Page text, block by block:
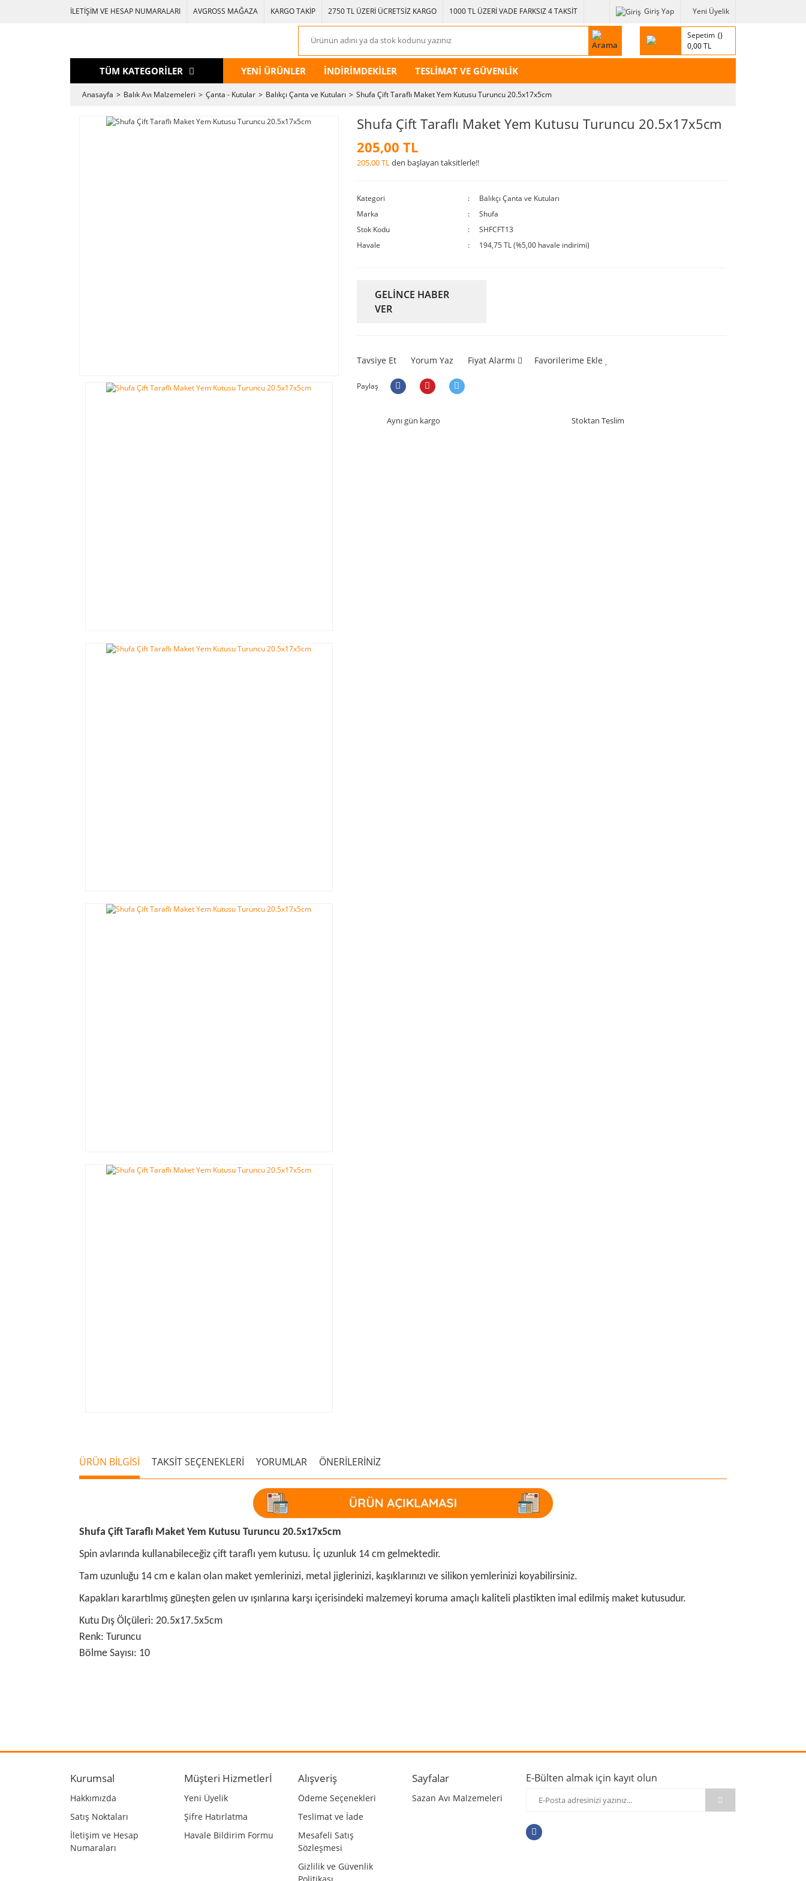
İLETİŞİM VE HESAP NUMARALARI AVGROSS MAĞAZA KARGO TAKİP 2750 TL ÜZERİ ÜCRETSİZ KARGO 1000 TL ÜZERİ VADE FARKSIZ 4 TAKSİT Giriş Yap Yeni Üyelik
Sepetim
0,00 TL
TÜM KATEGORİLER YENİ ÜRÜNLER İNDİRİMDEKİLER TESLİMAT VE GÜVENLİK
Anasayfa Balık Avı Malzemeleri Çanta - Kutular Balıkçı Çanta ve Kutuları Shufa Çift Taraflı Maket Yem Kutusu Turuncu 20.5x17x5cm
Shufa Çift Taraflı Maket Yem Kutusu Turuncu 20.5x17x5cm
205,00 TL
205,00 TLden başlayan taksitlerle!!
Kategori
Balıkçı Çanta ve Kutuları
Marka
Shufa
Stok Kodu
SHFCFT13
Havale
194,75 TL (%5,00 havale indirimi)
GELİNCE HABER
VER
Tavsiye Et Yorum Yaz Fiyat Alarmı Favorilerime Ekle
Paylaş
Aynı gün kargo Stoktan Teslim
ÜRÜN BİLGİSİ TAKSİT SEÇENEKLERİ YORUMLAR ÖNERİLERİNİZ
Shufa Çift Taraflı Maket Yem Kutusu Turuncu 20.5x17x5cm
Spin avlarında kullanabileceğiz çift taraflı yem kutusu. İç uzunluk 14 cm gelmektedir.
Tam uzunluğu 14 cm e kalan olan maket yemlerinizi, metal jiglerinizi, kaşıklarınızı ve silikon yemlerinizi koyabilirsiniz.
Kapakları karartılmış güneşten gelen uv ışınlarına karşı içerisindeki malzemeyi koruma amaçlı kaliteli plastikten imal edilmiş maket kutusudur.
Kutu Dış Ölçüleri: 20.5x17.5x5cm
Renk: Turuncu
Bölme Sayısı: 10
Ürün resmi kalitesiz, bozuk veya görüntülenemiyor.
Ürün bilgilerinde hatalar bulunuyor.
Ürün fiyatı diğer sitelerden daha pahalı.
Bu ürüne benzer farklı alternatifler olmalı.
Kurumsal
Hakkımızda
Satış Noktaları
İletişim ve Hesap
Numaraları
Müşteri Hizmetlerİ
Yeni Üyelik
Şifre Hatırlatma
Havale Bildirim Formu
Alışveriş
Ödeme Seçenekleri
Teslimat ve İade
Mesafeli Satış
Sözleşmesi
Gizlilik ve Güvenlik
Sayfalar
Sazan Avı Malzemeleri
E-Bülten almak için kayıt olun